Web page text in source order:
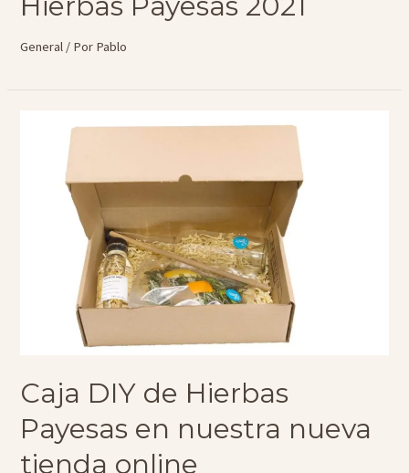
General / Por Pablo
Caja DIY de Hierbas
Payesas en nuestra nueva
tienda online